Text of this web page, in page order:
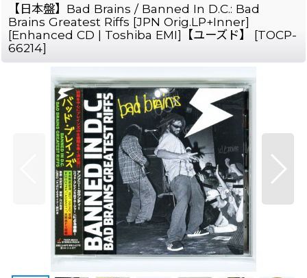
【日本盤】Bad Brains / Banned In D.C.: Bad
Brains Greatest Riffs [JPN Orig.LP+Inner]
[Enhanced CD | Toshiba EMI]【ユーズド】
[TOCP-
66214]